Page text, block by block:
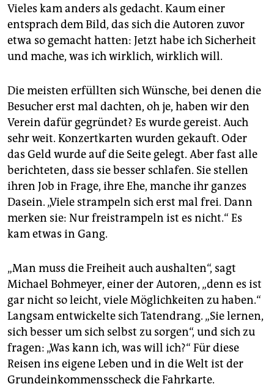
Vieles kam anders als gedacht. Kaum einer
entsprach dem Bild, das sich die Autoren zuvor
etwa so gemacht hatten: Jetzt habe ich Sicherheit
und mache, was ich wirklich, wirklich will.
Die meisten erfüllten sich Wünsche, bei denen die
Besucher erst mal dachten, oh je, haben wir den
Verein dafür gegründet? Es wurde gereist. Auch
sehr weit. Konzertkarten wurden gekauft. Oder
das Geld wurde auf die Seite gelegt. Aber fast alle
berichteten, dass sie besser schlafen. Sie stellen
ihren Job in Frage, ihre Ehe, manche ihr ganzes
Dasein. „Viele strampeln sich erst mal frei. Dann
merken sie: Nur freistrampeln ist es nicht.“ Es
kam etwas in Gang.
„Man muss die Freiheit auch aushalten“, sagt
Michael Bohmeyer, einer der Autoren, „denn es ist
gar nicht so leicht, viele Möglichkeiten zu haben.“
Langsam entwickelte sich Tatendrang. „Sie lernen,
sich besser um sich selbst zu sorgen“, und sich zu
fragen: „Was kann ich, was will ich?“ Für diese
Reisen ins eigene Leben und in die Welt ist der
Grundeinkommensscheck die Fahrkarte.